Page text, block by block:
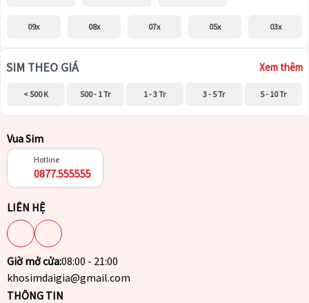
09x 08x 07x 05x 03x
SIM THEO GIÁ Xem thêm
< 500 K 500 - 1 Tr 1 - 3 Tr 3 - 5 Tr 5 - 10 Tr
Vua Sim
Hotline
0877.555555
LIÊN HỆ
Giờ mở cửa:08:00 - 21:00
khosimdaigia@gmail.com
THÔNG TIN